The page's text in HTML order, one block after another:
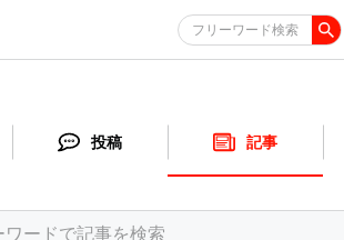
フリーワード検索
投稿 記事